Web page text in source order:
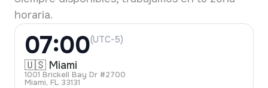
horaria.
07:00(UTC-5)
🇺🇸 Miami
1001 Brickell Bay Dr #2700
Miami, FL 33131